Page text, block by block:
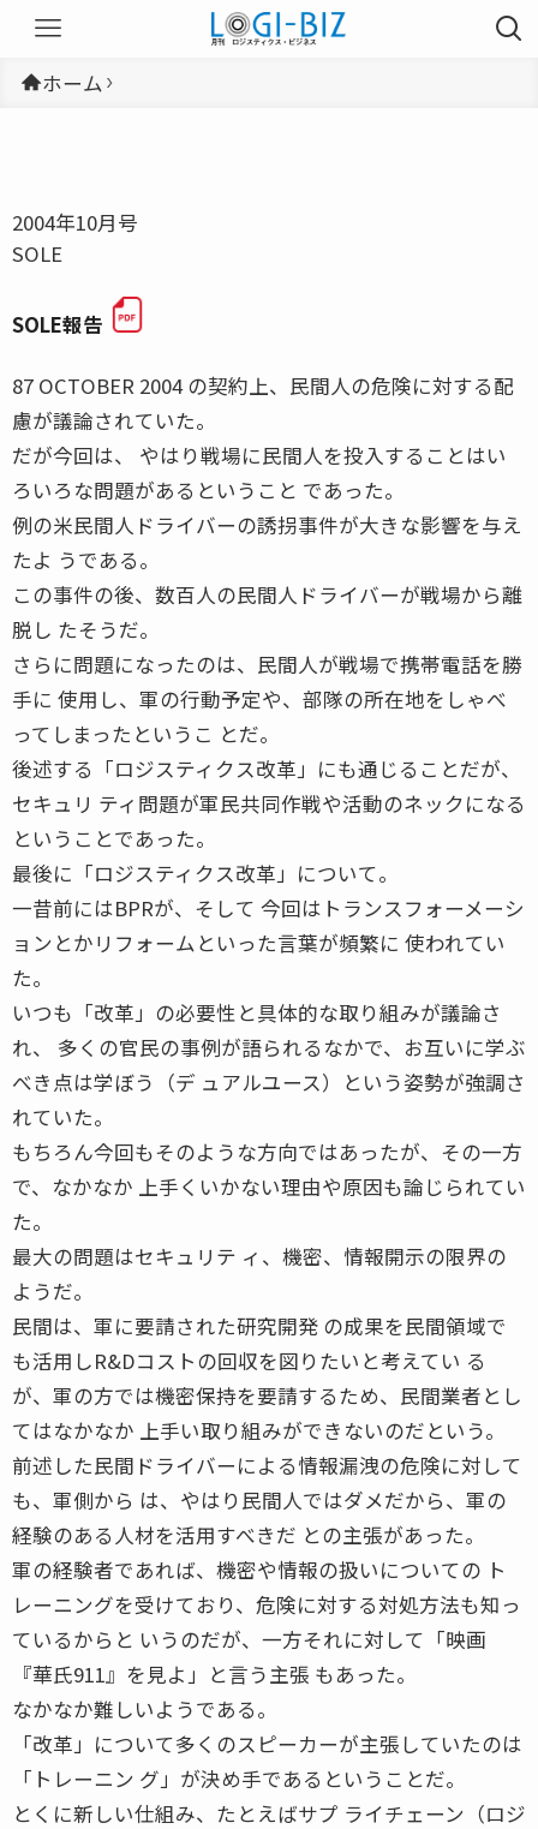
ホーム
2004年10月号
SOLE
SOLE報告
87 OCTOBER 2004 の契約上、民間人の危険に対する配
慮が議論されていた。
だが今回は、 やはり戦場に民間人を投入することはい
ろいろな問題があるということ であった。
例の米民間人ドライバーの誘拐事件が大きな影響を与え
たよ うである。
この事件の後、数百人の民間人ドライバーが戦場から離
脱し たそうだ。
さらに問題になったのは、民間人が戦場で携帯電話を勝
手に 使用し、軍の行動予定や、部隊の所在地をしゃべ
ってしまったというこ とだ。
後述する「ロジスティクス改革」にも通じることだが、
セキュリ ティ問題が軍民共同作戦や活動のネックになる
ということであった。
最後に「ロジスティクス改革」について。
一昔前にはBPRが、そして 今回はトランスフォーメーシ
ョンとかリフォームといった言葉が頻繁に 使われてい
た。
いつも「改革」の必要性と具体的な取り組みが議論さ
れ、 多くの官民の事例が語られるなかで、お互いに学ぶ
べき点は学ぼう（デ ュアルユース）という姿勢が強調さ
れていた。
もちろん今回もそのような方向ではあったが、その一方
で、なかなか 上手くいかない理由や原因も論じられてい
た。
最大の問題はセキュリテ ィ、機密、情報開示の限界の
ようだ。
民間は、軍に要請された研究開発 の成果を民間領域で
も活用しR&Dコストの回収を図りたいと考えてい る
が、軍の方では機密保持を要請するため、民間業者とし
てはなかなか 上手い取り組みができないのだという。
前述した民間ドライバーによる情報漏洩の危険に対して
も、軍側から は、やはり民間人ではダメだから、軍の
経験のある人材を活用すべきだ との主張があった。
軍の経験者であれば、機密や情報の扱いについての ト
レーニングを受けており、危険に対する対処方法も知っ
ているからと いうのだが、一方それに対して「映画
『華氏911』を見よ」と言う主張 もあった。
なかなか難しいようである。
「改革」について多くのスピーカーが主張していたのは
「トレーニン グ」が決め手であるということだ。
とくに新しい仕組み、たとえばサプ ライチェーン（ロジ